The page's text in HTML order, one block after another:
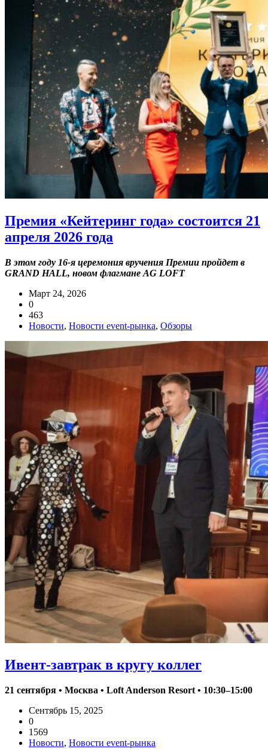
Премия «Кейтеринг года» состоится 21
апреля 2026 года
В этом году 16-я церемония вручения Премии пройдет в
GRAND HALL, новом флагмане AG LOFT
Март 24, 2026
0
463
Новости, Новости event-рынка, Обзоры
Ивент-завтрак в кругу коллег
21 сентября • Москва • Loft Anderson Resort • 10:30–15:00
Сентябрь 15, 2025
0
1569
Новости, Новости event-рынка